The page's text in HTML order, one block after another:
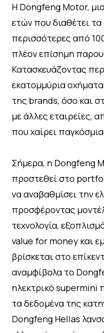
Η Dongfeng Motor,
ετών που διαθέτει
περισσότερες από
πλέον επίσημη
Κατασκευάζοντας
εκατομμύρια
της brands, όσο και
με άλλες εταιρείες,
που χαίρει
Σήμερα, η Dongfeng
προστεθεί στο
να αναβαθμίσει την
προσφέροντας
τεχνολογία,
value for money και
βρίσκεται στο
αναμφίβολα το
ηλεκτρικό supermini
τα δεδομένα της
Dongfeng Hellas